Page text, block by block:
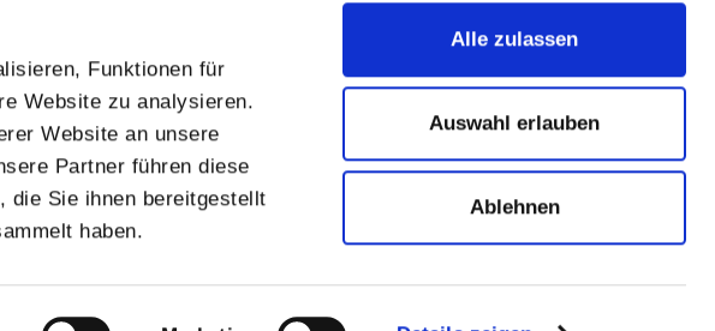
Funktionen für
Website zu analysieren.
Website an unsere
Partner führen diese
die Sie ihnen bereitgestellt
haben.
Alle zulassen
Auswahl erlauben
Ablehnen
Mai 2022
März 2022
Januar 2022
Dezember 2021